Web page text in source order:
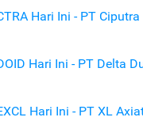
Hari Ini - PT
Hari Ini - PT Delta
Hari Ini - PT XL